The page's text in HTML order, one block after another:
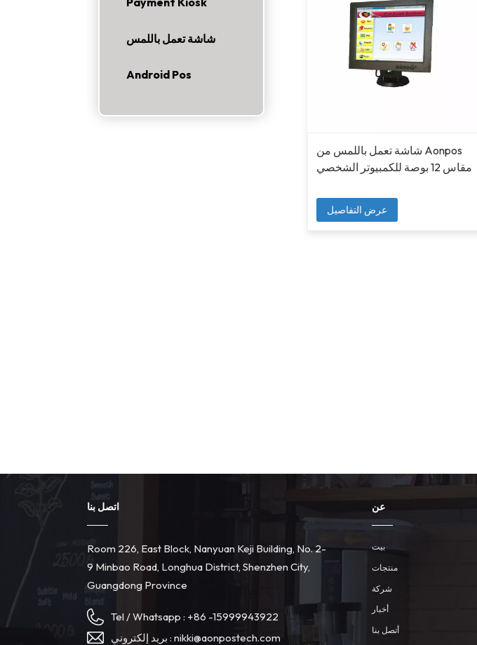
شاشة تعمل باللمس من Aonpos
مقاس 12 بوصة للكمبيوتر الشخصي
عرض التفاصيل
شاشة تعمل باللمس
Android Pos
اتصل بنا
Room 226, East Block, Nanyuan Keji Building, No. 2-
9 Minbao Road, Longhua District, Shenzhen City,
Guangdong Province
Tel / Whatsapp : +86 -15999943922
بريد إلكتروني :nikki@aonpostech.com
عن
بيت
منتجات
شركة
أخبار
أتصل بنا